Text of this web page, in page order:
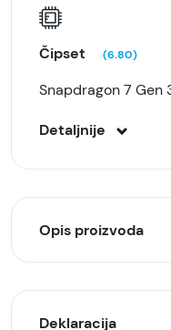
Čipset (6.80)
Snapdragon 7 Gen
Detaljnije
Opis proizvoda
moderan dizajn sa
Deklaracija